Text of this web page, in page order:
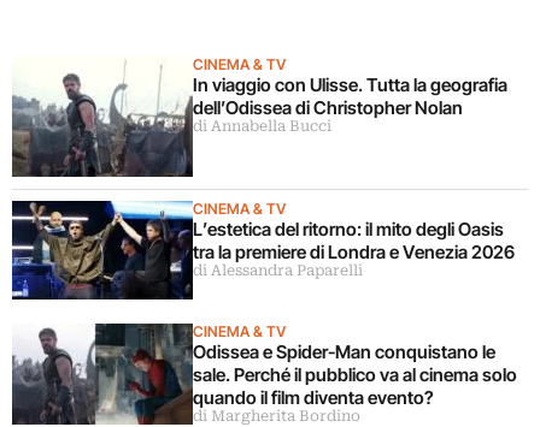
CINEMA & TV
In viaggio con Ulisse. Tutta la geografia
dell’Odissea di Christopher Nolan
di Annabella Bucci
CINEMA & TV
L’estetica del ritorno: il mito degli Oasis
tra la premiere di Londra e Venezia 2026
di Alessandra Paparelli
CINEMA & TV
Odissea e Spider-Man conquistano le
sale. Perché il pubblico va al cinema solo
quando il film diventa evento?
di Margherita Bordino